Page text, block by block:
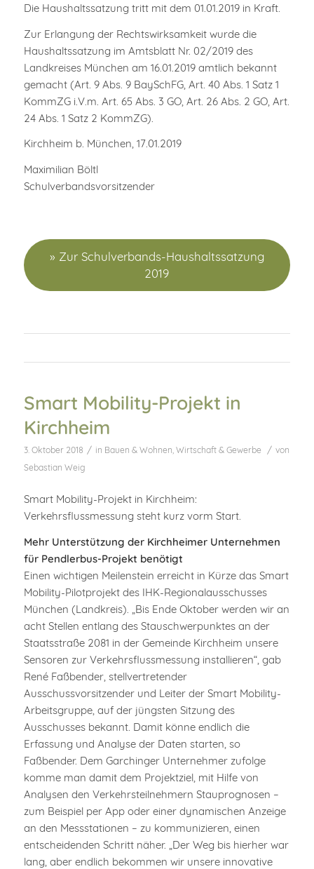
Die Haushaltssatzung tritt mit dem 01.01.2019 in Kraft.
Zur Erlangung der Rechtswirksamkeit wurde die
Haushaltssatzung im Amtsblatt Nr. 02/2019 des
Landkreises München am 16.01.2019 amtlich bekannt
gemacht (Art. 9 Abs. 9 BaySchFG, Art. 40 Abs. 1 Satz 1
KommZG i.V.m. Art. 65 Abs. 3 GO, Art. 26 Abs. 2 GO, Art.
24 Abs. 1 Satz 2 KommZG).
Kirchheim b. München, 17.01.2019
Maximilian Böltl
Schulverbandsvorsitzender
» Zur Schulverbands-Haushaltssatzung
2019
Smart Mobility-Projekt in
Kirchheim
3. Oktober 2018 / in Bauen & Wohnen, Wirtschaft & Gewerbe / von
Sebastian Weig
Smart Mobility-Projekt in Kirchheim:
Verkehrsflussmessung steht kurz vorm Start.
Mehr Unterstützung der Kirchheimer Unternehmen
für Pendlerbus-Projekt benötigt
Einen wichtigen Meilenstein erreicht in Kürze das Smart
Mobility-Pilotprojekt des IHK-Regionalausschusses
München (Landkreis). „Bis Ende Oktober werden wir an
acht Stellen entlang des Stauschwerpunktes an der
Staatsstraße 2081 in der Gemeinde Kirchheim unsere
Sensoren zur Verkehrsflussmessung installieren“, gab
René Faßbender, stellvertretender
Ausschussvorsitzender und Leiter der Smart Mobility-
Arbeitsgruppe, auf der jüngsten Sitzung des
Ausschusses bekannt. Damit könne endlich die
Erfassung und Analyse der Daten starten, so
Faßbender. Dem Garchinger Unternehmer zufolge
komme man damit dem Projektziel, mit Hilfe von
Analysen den Verkehrsteilnehmern Stauprognosen –
zum Beispiel per App oder einer dynamischen Anzeige
an den Messstationen – zu kommunizieren, einen
entscheidenden Schritt näher. „Der Weg bis hierher war
lang, aber endlich bekommen wir unsere innovative